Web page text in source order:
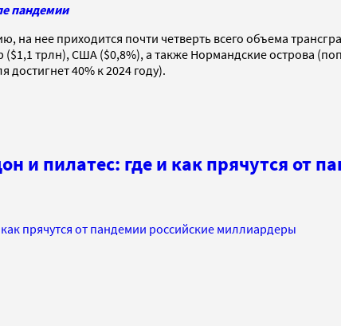
пандемии
нее приходится почти четверть всего объема
($1,1 трлн), США ($0,8%), а также Нормандские острова
40% к 2024 году).
и пилатес: где и как прячутся от
прячутся от пандемии российские миллиардеры